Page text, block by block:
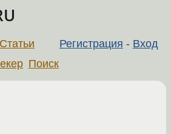
Регистрация - Вход
Статьи
Поиск